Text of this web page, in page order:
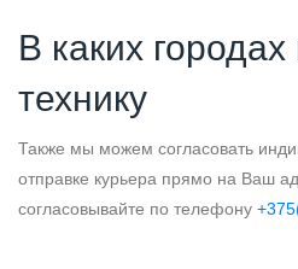
В каких
технику
Также мы можем согласовать
отправке курьера прямо на Ваш
согласовывайте по телефону